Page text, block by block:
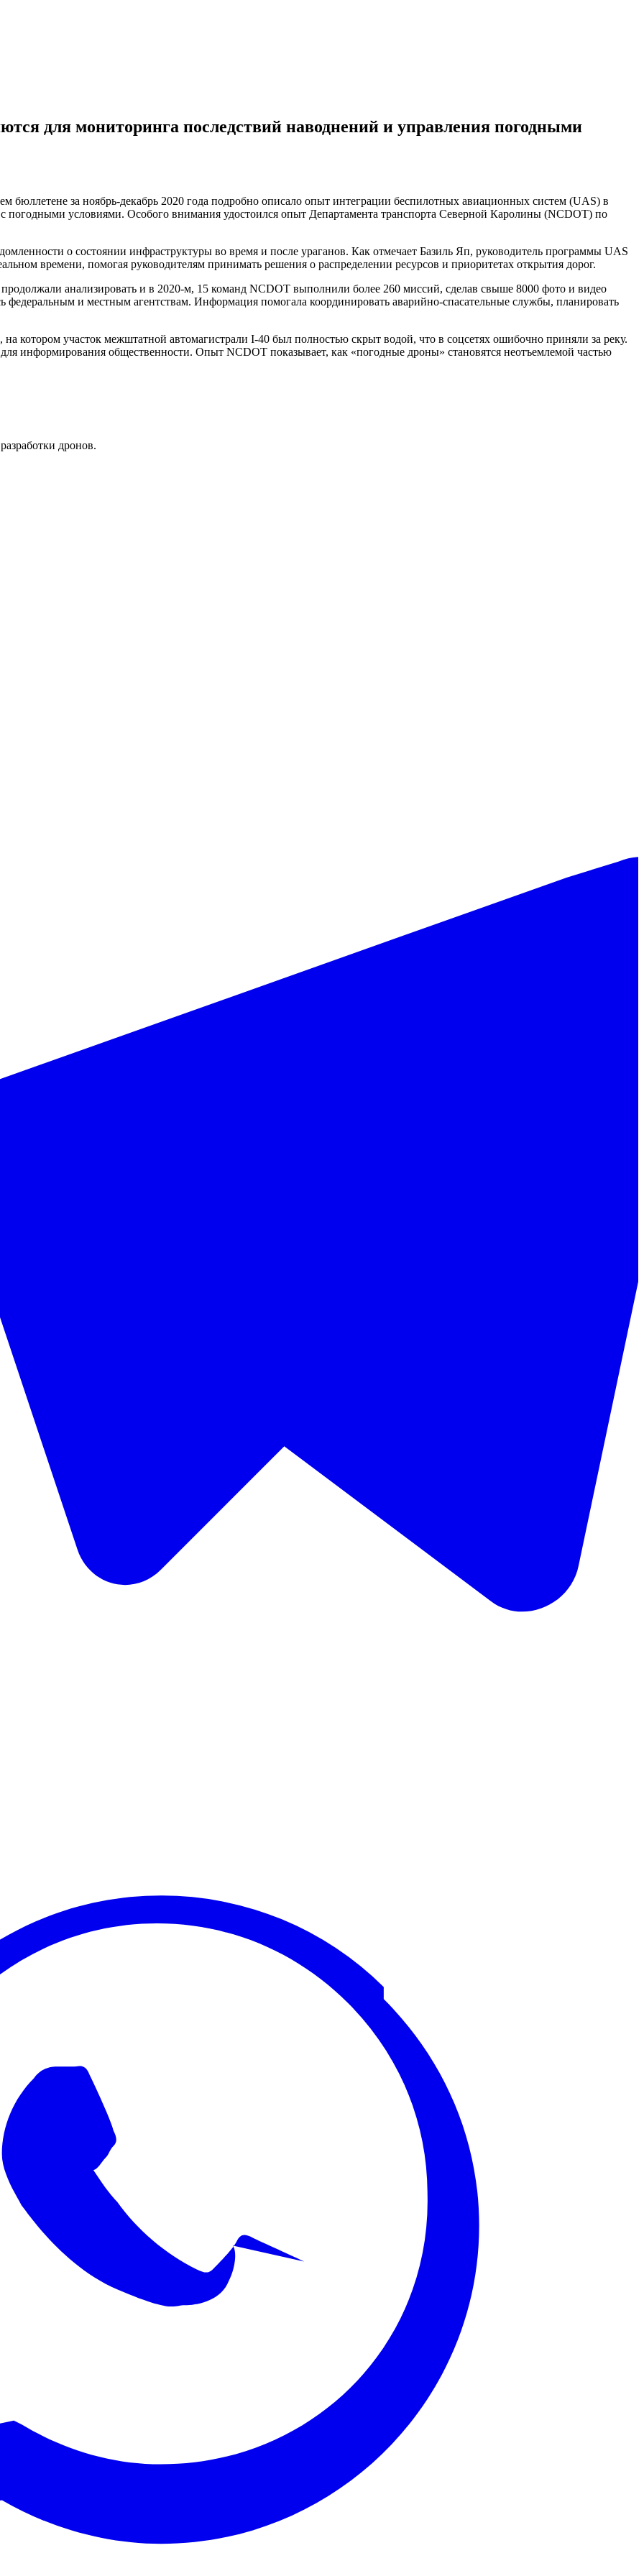
для мониторинга последствий наводнений и управления погодными
за ноябрь-декабрь 2020 года подробно описало опыт интеграции беспилотных авиационных систем (UAS) в
погодными условиями. Особого внимания удостоился опыт Департамента транспорта Северной Каролины (NCDOT) по
о состоянии инфраструктуры во время и после ураганов. Как отмечает Базиль Яп, руководитель программы UAS
времени, помогая руководителям принимать решения о распределении ресурсов и приоритетах открытия дорог.
анализировать и в 2020-м, 15 команд NCDOT выполнили более 260 миссий, сделав свыше 8000 фото и видео
федеральным и местным агентствам. Информация помогала координировать аварийно-спасательные службы, планировать
котором участок межштатной автомагистрали I-40 был полностью скрыт водой, что в соцсетях ошибочно приняли за реку.
информирования общественности. Опыт NCDOT показывает, как «погодные дроны» становятся неотъемлемой частью
дронов.